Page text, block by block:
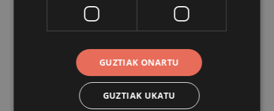
Izen emateko edota informazio gehiagorako Iraurgi
Berritzenekin jarri behar da harremanetan: telefonoz 688
ieizagirre@iraurgiberritzen.eus.
Ikastaroa Lanzituz, lan sozietateak sortuz programaren
baitakoa da eta langabetuen lan munduratzea sustatzen
GUZTIAK ONARTU
GUZTIAK UKATU